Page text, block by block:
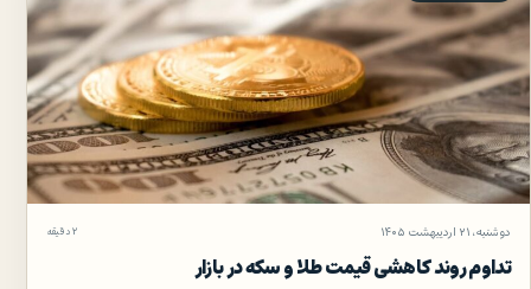
دوشنبه، ۲۱ اردیبهشت ۱۴۰۵ ۲ دقیقه
تداوم روند کاهشی قیمت طلا و سکه در بازار